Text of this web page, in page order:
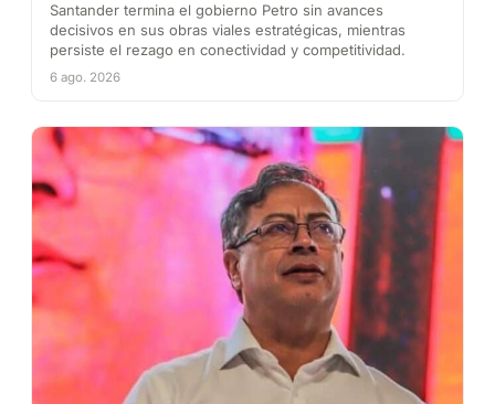
Santander termina el gobierno Petro sin avances
decisivos en sus obras viales estratégicas, mientras
persiste el rezago en conectividad y competitividad.
6 ago. 2026